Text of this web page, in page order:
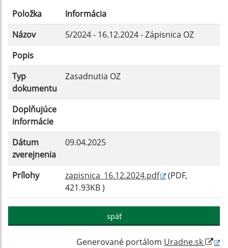
Dátum zverejnenia do:
Filtrovať
Položka
Informácia
Názov
5/2024 - 16.12.2024 - Zápisnica OZ
Popis
Typ
dokumentu
Zasadnutia OZ
Doplňujúce
informácie
Dátum
zverejnenia
09.04.2025
Prílohy zapisnica_16.12.2024.pdf
(PDF,
421.93KB )
späť
Generované portálom Uradne.sk